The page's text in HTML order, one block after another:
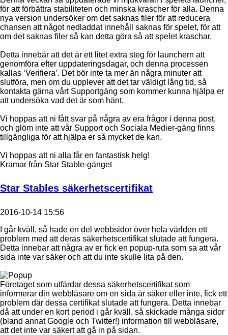
för att förbättra stabiliteten och minska krascher för alla. Denna
nya version undersöker om det saknas filer för att reducera
chansen att något nedladdat innehåll saknas för spelet, för att
om det saknas filer så kan detta göra så att spelet kraschar.
Detta innebär att det är ett litet extra steg för launchern att
genomföra efter uppdateringsdagar, och denna processen
kallas ‘Verifiera’. Det bör inte ta mer än några minuter att
slutföra, men om du upplever att det tar väldigt lång tid, så
kontakta gärna vårt Supportgäng som kommer kunna hjälpa er
att undersöka vad det är som hänt.
Vi hoppas att ni fått svar på några av era frågor i denna post,
och glöm inte att vår Support och Sociala Medier-gäng finns
tillgängliga för att hjälpa er så mycket de kan.
Vi hoppas att ni alla får en fantastisk helg!
Kramar från Star Stable-gänget
Star Stables säkerhetscertifikat
2016-10-14 15:56
I går kväll, så hade en del webbsidor över hela världen ett
problem med att deras säkerhetscertifikat slutade att fungera.
Detta innebar att några av er fick en popup-ruta som sa att vår
sida inte var säker och att du inte skulle lita på den.
Företaget som utfärdar dessa säkerhetscertifikat som
informerar din webbläsare om en sida är säker eller inte, fick ett
problem där dessa certifikat slutade att fungera. Detta innebar
då att under en kort period i går kväll, så skickade många sidor
(bland annat Google och Twitter!) information till webbläsare,
att det inte var säkert att gå in på sidan.